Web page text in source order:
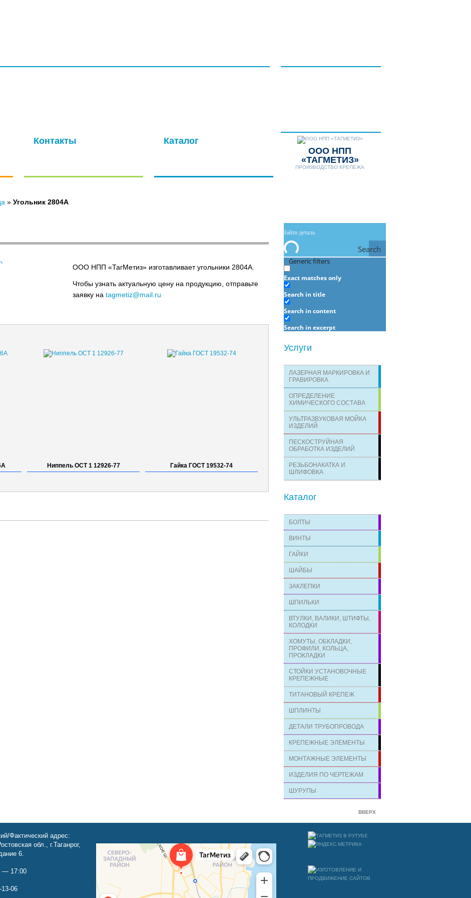
Контакты Каталог
» Угольник 2804А
ООО НПП «ТагМетиз» изготавливает угольники 2804А.
Чтобы узнать актуальную цену на продукцию, отправьте
заявку на tagmetiz@mail.ru
Ниппель ОСТ 1 12926-77 Гайка ГОСТ 19532-74
ООО НПП
«ТАГМЕТИЗ»
ПРОИЗВОДСТВО КРЕПЕЖА
Search
Generic filters
Exact matches only
Search in title
Search in content
Search in excerpt
Услуги
ЛАЗЕРНАЯ МАРКИРОВКА И
ГРАВИРОВКА
ОПРЕДЕЛЕНИЕ
ХИМИЧЕСКОГО СОСТАВА
УЛЬТРАЗВУКОВАЯ МОЙКА
ИЗДЕЛИЙ
ПЕСКОСТРУЙНАЯ
ОБРАБОТКА ИЗДЕЛИЙ
РЕЗЬБОНАКАТКА И
ШЛИФОВКА
Каталог
БОЛТЫ
ВИНТЫ
ГАЙКИ
ШАЙБЫ
ЗАКЛЕПКИ
ШПИЛЬКИ
ВТУЛКИ, ВАЛИКИ, ШТИФТЫ,
КОЛОДКИ
ХОМУТЫ, ОБКЛАДКИ,
ПРОФИЛИ, КОЛЬЦА,
ПРОКЛАДКИ
СТОЙКИ УСТАНОВОЧНЫЕ
КРЕПЕЖНЫЕ
ТИТАНОВЫЙ КРЕПЕЖ
ШПЛИНТЫ
ДЕТАЛИ ТРУБОПРОВОДА
КРЕПЕЖНЫЕ ЭЛЕМЕНТЫ
МОНТАЖНЫЕ ЭЛЕМЕНТЫ
ИЗДЕЛИЯ ПО ЧЕРТЕЖАМ
ШУРУПЫ
ВВЕРХ
Фактический адрес:
обл., г.Таганрог,
6.
— 17:00
06